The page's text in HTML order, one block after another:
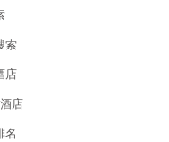
索
店
店
名